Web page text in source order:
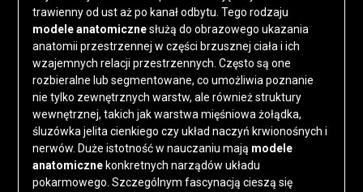
trawienny od ust aż po kanał odbytu. Tego rodzaju
modele anatomicznesłużą do obrazowego ukazania
anatomii przestrzennej w części brzusznej ciała i ich
wzajemnych relacji przestrzennych. Często są one
rozbieralne lub segmentowane, co umożliwia poznanie
nie tylko zewnętrznych warstw, ale również struktury
wewnętrznej, takich jak warstwa mięśniowa żołądka,
śluzówka jelita cienkiego czy układ naczyń krwionośnych i
nerwów. Duże istotność w nauczaniu mają modele
anatomicznekonkretnych narządów układu
pokarmowego. Szczególnym fascynacją cieszą się